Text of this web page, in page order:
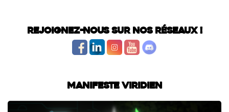
Rejoignez-nous sur nos réseaux !
Manifeste Viridien